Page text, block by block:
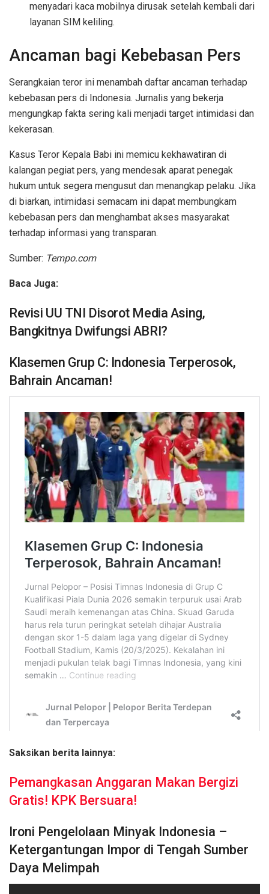
menyadari kaca mobilnya dirusak setelah kembali dari
layanan SIM keliling.
Ancaman bagi Kebebasan Pers
Serangkaian teror ini menambah daftar ancaman terhadap
kebebasan pers di Indonesia. Jurnalis yang bekerja
mengungkap fakta sering kali menjadi target intimidasi dan
kekerasan.
Kasus Teror Kepala Babi ini memicu kekhawatiran di
kalangan pegiat pers, yang mendesak aparat penegak
hukum untuk segera mengusut dan menangkap pelaku. Jika
di biarkan, intimidasi semacam ini dapat membungkam
kebebasan pers dan menghambat akses masyarakat
terhadap informasi yang transparan.
Sumber: Tempo.com
Baca Juga:
Revisi UU TNI Disorot Media Asing,
Bangkitnya Dwifungsi ABRI?
Klasemen Grup C: Indonesia Terperosok,
Bahrain Ancaman!
Saksikan berita lainnya:
Pemangkasan Anggaran Makan Bergizi
Gratis! KPK Bersuara!
Ironi Pengelolaan Minyak Indonesia –
Ketergantungan Impor di Tengah Sumber
Daya Melimpah